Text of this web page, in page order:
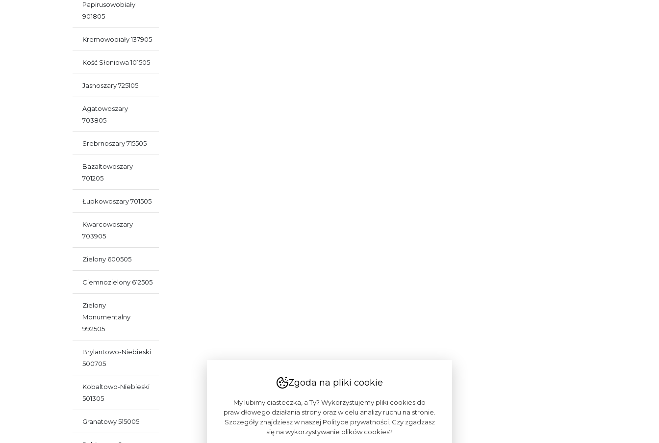
Papirusowobiały
901805
Kremowobiały 137905
Kość Słoniowa 101505
Jasnoszary 725105
Agatowoszary
703805
Srebrnoszary 715505
Bazaltowoszary
701205
Łupkowoszary 701505
Kwarcowoszary
703905
Zielony 600505
Ciemnozielony 612505
Zielony
Monumentalny
992505
Brylantowo-Niebieski
500705
Kobaltowo-Niebieski
501305
Granatowy 515005
Zgoda na pliki cookie
My lubimy ciasteczka, a Ty? Wykorzystujemy pliki cookies do
prawidłowego działania strony oraz w celu analizy ruchu na stronie.
Szczegóły znajdziesz w naszej Polityce prywatności. Czy zgadzasz
się na wykorzystywanie plików cookies?